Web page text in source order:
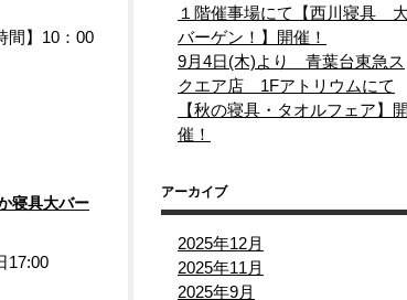
】10：00
寝具大バー
17:00
１階催事場にて【西川寝具
バーゲン！】開催！
9月4日(木)より 青葉台東急ス
クエア店 1Fアトリウムにて
【秋の寝具・タオルフェア】開
催！
アーカイブ
2025年12月
2025年11月
2025年9月